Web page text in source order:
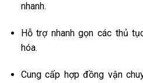
nhanh.
Hỗ trợ nhanh gọn các thủ
hóa.
Cung cấp hợp đồng vận